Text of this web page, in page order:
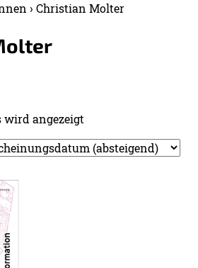
› Christian Molter
wird an­ge­zeigt